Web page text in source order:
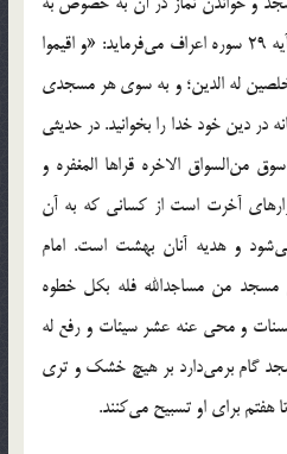
جماعت وارد شده است. خداوند در آیه 29 سوره اعراف می‌فرماید: «و اقیموا
له الدین؛ و به سوی هر مسجدی
در دین خود خدا را بخوانید. در حدیثی
من‌السواق الاخره قراها المغفره و
آخرت است از کسانی که به آن
و هدیه آنان بهشت است. امام
من مساجدالله فله بکل خطوه
و محی عنه عشر سیئات و رفع له
گام برمی‌دارد بر هیچ خشک و تری
هفتم برای او تسبیح می‌کنند.